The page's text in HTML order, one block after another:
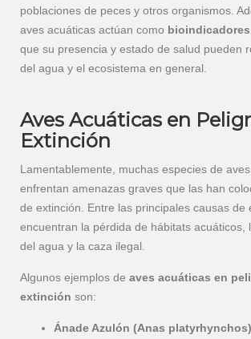
poblaciones de peces y otros organismos.
aves acuáticas actúan como bioindicadores
que su presencia y estado de salud pueden
del agua y el ecosistema en general.
Aves Acuáticas en
Extinción
Lamentablemente, muchas especies de
enfrentan amenazas graves que las han
de extinción. Entre las principales causas de
encuentran la pérdida de hábitats acuáticos,
del agua y la caza ilegal.
Algunos ejemplos de aves acuáticas en
extinción son:
Ánade Azulón (Anas platyrhynchos)